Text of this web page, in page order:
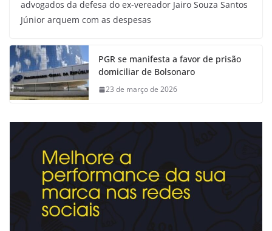
advogados da defesa do ex-vereador Jairo Souza Santos
Júnior arquem com as despesas
PGR se manifesta a favor de prisão
domiciliar de Bolsonaro
23 de março de 2026